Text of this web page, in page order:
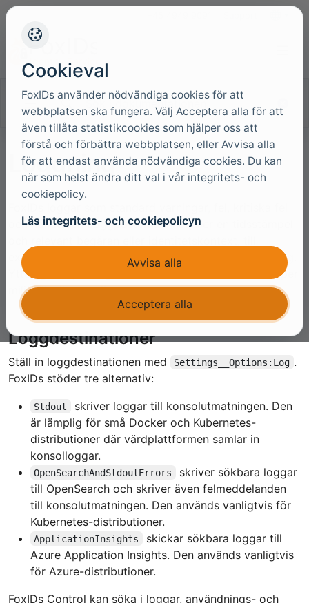
Sök i dokumentationen
Loggning
och händelser. Loggposterna innehåller en tidsstämpel
exempel klientens IP-adress, om sådan finns tillgänglig.
Ytterligare spårningar och mätvärden kan aktiveras per
miljö för diagnostik.
Loggdestinationer
Ställ in loggdestinationen med Settings__Options:Log .
FoxIDs stöder tre alternativ:
Stdout
skriver loggar till konsolutmatningen. Den
är lämplig för små Docker och Kubernetes-
distributioner där värdplattformen samlar in
konsolloggar.
OpenSearchAndStdoutErrors
skriver sökbara loggar
till OpenSearch och skriver även felmeddelanden
till konsolutmatningen. Den används vanligtvis för
Kubernetes-distributioner.
ApplicationInsights
skickar sökbara loggar till
Azure Application Insights. Den används vanligtvis
för Azure-distributioner.
FoxIDs Control kan söka i loggar, användnings- och
Cookieval
FoxIDs använder nödvändiga cookies för att
webbplatsen ska fungera. Välj Acceptera alla för att
även tillåta statistikcookies som hjälper oss att
förstå och förbättra webbplatsen, eller Avvisa alla
för att endast använda nödvändiga cookies. Du kan
när som helst ändra ditt val i vår integritets- och
cookiepolicy.
Läs integritets- och cookiepolicyn
Avvisa alla
Acceptera alla